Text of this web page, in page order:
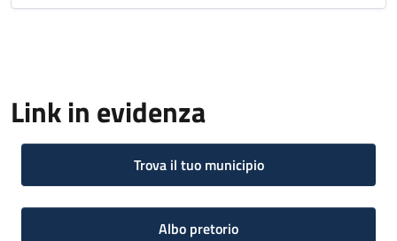
Link in evidenza
Trova il tuo municipio
Albo pretorio